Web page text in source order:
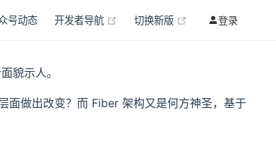
号动态 开发者导航 (opens new window)
切换新版 (opens new
登录
貌示人。
做出改变？而 Fiber 架构又是何方神圣，基于